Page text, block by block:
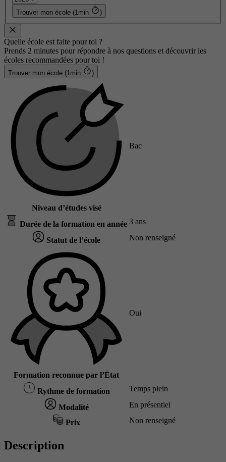
Trouver mon école (1min )
Quelle école est faite pour toi ?
Prends 2 minutes pour répondre à nos questions et découvrir les
écoles recommandées pour toi !
Trouver mon école (1min )
Niveau d’études visé
Bac
Durée de la formation en année 3 ans
Statut de l’école Non renseigné
Formation reconnue par l’État
Oui
Rythme de formation Temps plein
Modalité En présentiel
Prix Non renseigné
Description